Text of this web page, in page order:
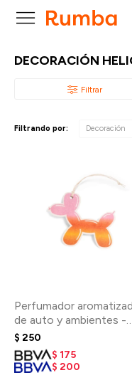

DECORACIÓN
Filtrando por: Decoración
Perfumador
de auto y ambientes -
Ballon Dog
$ 250
$ 175
$ 200